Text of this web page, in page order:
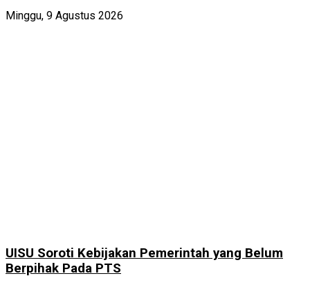
Minggu, 9 Agustus 2026
UISU Soroti Kebijakan Pemerintah yang Belum
Berpihak Pada PTS